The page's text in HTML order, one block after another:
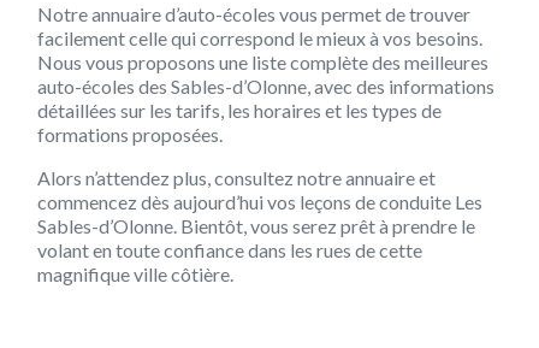
Notre annuaire d’auto-écoles vous permet de trouver
facilement celle qui correspond le mieux à vos besoins.
Nous vous proposons une liste complète des meilleures
auto-écoles des Sables-d’Olonne, avec des informations
détaillées sur les tarifs, les horaires et les types de
formations proposées.
Alors n’attendez plus, consultez notre annuaire et
commencez dès aujourd’hui vos leçons de conduite Les
Sables-d’Olonne. Bientôt, vous serez prêt à prendre le
volant en toute confiance dans les rues de cette
magnifique ville côtière.